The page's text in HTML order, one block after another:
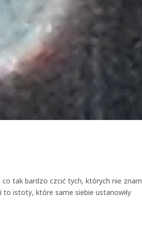
tak bardzo czcić tych, których nie
istoty, które same siebie ustanowiły